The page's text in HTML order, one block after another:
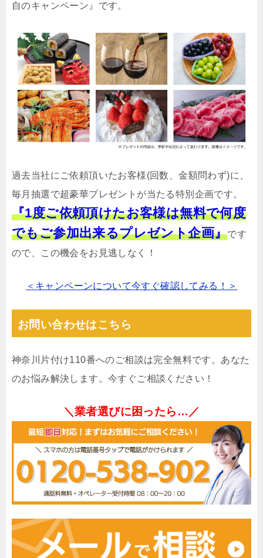
自のキャンペーン』です。
過去当社にご依頼頂いたお客様(回数、金額問わず)に、
毎月抽選で超豪華プレゼントが当たる特別企画です。
『1度ご依頼頂けたお客様は無料で何度
でもご参加出来るプレゼント企画』です
ので、この機会をお見逃しなく！
＜キャンペーンについて今すぐ確認してみる！＞
お問い合わせはこちら
神奈川片付け110番へのご相談は完全無料です。あなた
のお悩み解決します。今すぐご相談ください！
＼業者選びに困ったら…／